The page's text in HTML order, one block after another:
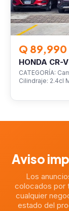
Q 89,990
HONDA CR-
CATEGORÍA:
Cilindraje: 2.4cl
Aviso
Los
colocados por
cualquier
estado del